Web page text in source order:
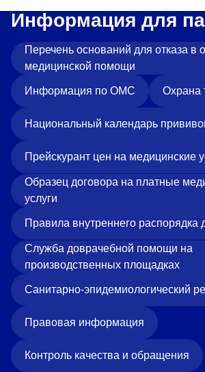
Информация для
Перечень оснований для отказа в
медицинской помощи
Информация по ОМС Охрана
Национальный календарь
Прейскурант цен на медицинские
Образец договора на платные
услуги
Правила внутреннего распорядка
Служба доврачебной помощи на
производственных площадках
Санитарно-эпидемиологический
Правовая информация
Контроль качества и обращения